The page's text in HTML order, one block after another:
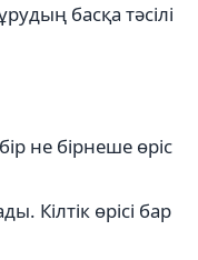
басқа тәсілі
не бірнеше өріс
Кілтік өрісі бар